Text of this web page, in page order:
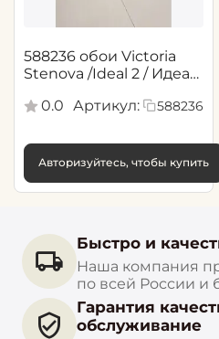
588236 обои Victoria
Stenova /Ideal 2 / Идеал
0.0 Артикул: 588236
Авторизуйтесь, чтобы купить
Быстро и
Наша компания
по всей России
Гарантия
обслуживание